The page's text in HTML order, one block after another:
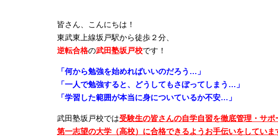
皆さん、こんにちは！
東武東上線坂戸駅から徒歩２分、
逆転合格の武田塾坂戸校です！
「何から勉強を始めればいいのだろう…」
「一人で勉強すると、どうしてもさぼってしまう…」
「学習した範囲が本当に身についているか不安…」
武田塾坂戸校では受験生の皆さんの自学自習を徹底管理・サポ
第一志望の大学（高校）に合格できるようお手伝いをしていま